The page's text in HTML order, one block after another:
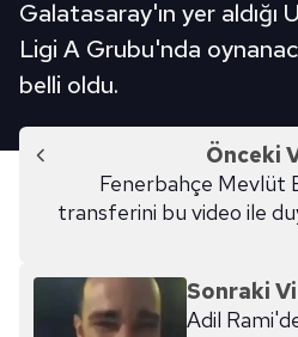
Galatasaray'ın yer aldığı
Ligi A Grubu'nda
belli oldu.
Önceki
Fenerbahçe Mevlüt
transferini bu video ile
Sonraki
Adil